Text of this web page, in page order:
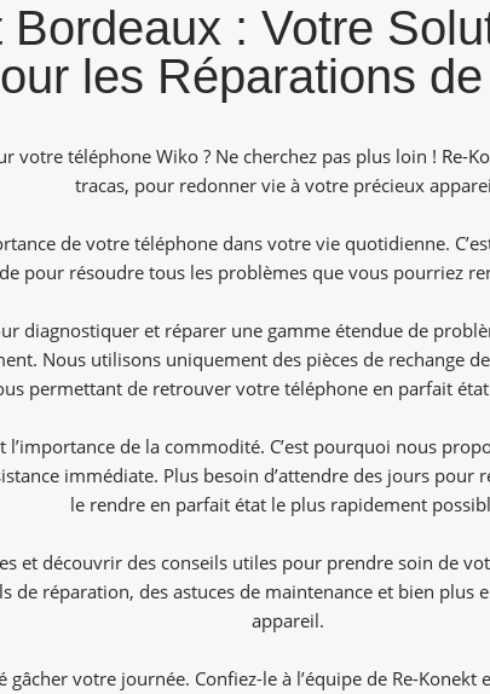
: Votre
les Réparations
votre téléphone Wiko ? Ne cherchez pas plus loin ! Re-
tracas, pour redonner vie à votre précieux
de votre téléphone dans votre vie quotidienne.
pour résoudre tous les problèmes que vous pourriez
diagnostiquer et réparer une gamme étendue de
Nous utilisons uniquement des pièces de rechange
permettant de retrouver votre téléphone en parfait
l’importance de la commodité. C’est pourquoi nous
immédiate. Plus besoin d’attendre des jours
le rendre en parfait état le plus rapidement
et découvrir des conseils utiles pour prendre soin de
de réparation, des astuces de maintenance et bien
appareil.
gâcher votre journée. Confiez-le à l’équipe de Re-